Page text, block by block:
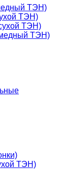
ТЭН)
ТЭН)
ТЭН)
ТЭН)
ТЭН)